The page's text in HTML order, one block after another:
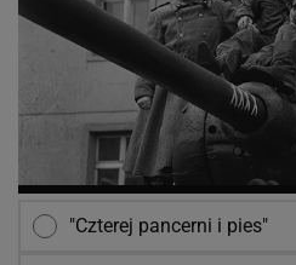
"Czterej pancerni i pies"